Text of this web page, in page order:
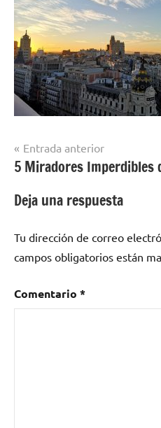
Navegación
de
entradas
Entrada anterior
5 Miradores Imperdibles
Deja una respuesta
Tu dirección de correo
campos obligatorios están
Comentario *